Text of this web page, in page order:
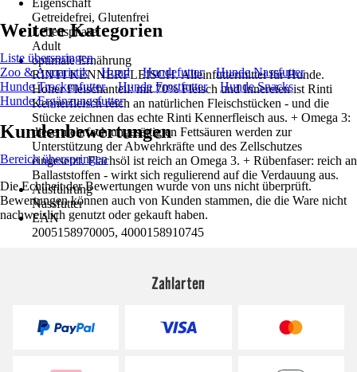
Eigenschaft
Getreidefrei, Glutenfrei
Lebensphase
Adult
optimale Ernährung
RINTI KENNERFLEISCH. Alleinfuttermittel für Hunde.
Hoher Fleischanteil: mit 70% Fleisch und Innereien ist Rinti
Kennerfleisch reich an natürlichen Fleischstücken - und die
Stücke zeichnen das echte Rinti Kennerfleisch aus. + Omega 3:
diese mehrfach ungesättigten Fettsäuren werden zur
Unterstützung der Abwehrkräfte und des Zellschutzes
eingesetzt. Flachsöl ist reich an Omega 3. + Rübenfaser: reich an
Ballaststoffen - wirkt sich regulierend auf die Verdauung aus.
Ausführung
Nassfutter
EAN
2005158970005, 4000158910745
Weitere Kategorien
Liste überspringen
Zoo & Aquaristik
Hund Hundefutter
Hunde Nassfutter
Hunde Trockenfutter
Hunde Frostfutter
Hunde Snacks
Hunde Ergänzungsfutter
Kundenbewertungen
Bereich überspringen
Die Echtheit der Bewertungen wurde von uns nicht überprüft.
Bewertungen können auch von Kunden stammen, die die Ware nicht
nachweislich genutzt oder gekauft haben.
Zahlarten